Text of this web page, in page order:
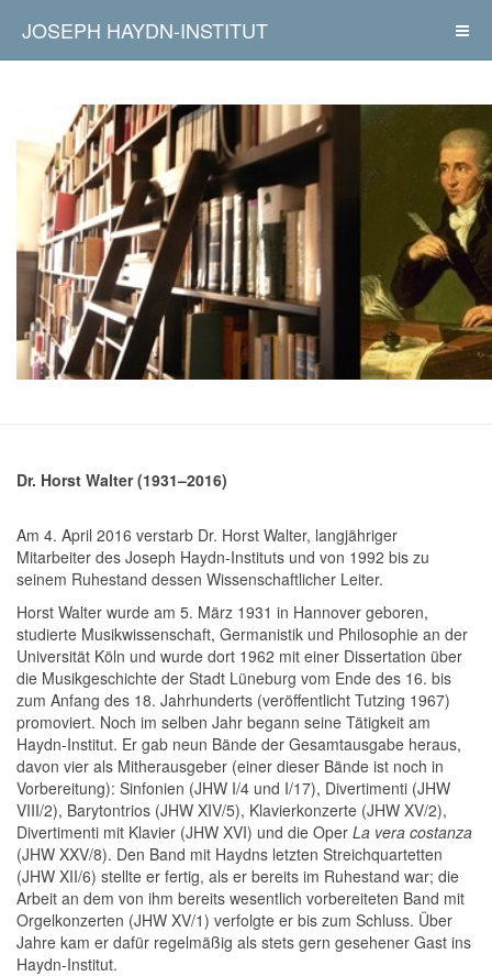
JOSEPH HAYDN-INSTITUT
Dr. Horst Walter (1931–2016)
Am 4. April 2016 verstarb Dr. Horst Walter, langjähriger
Mitarbeiter des Joseph Haydn-Instituts und von 1992 bis zu
seinem Ruhestand dessen Wissenschaftlicher Leiter.
Horst Walter wurde am 5. März 1931 in Hannover geboren,
studierte Musikwissenschaft, Germanistik und Philosophie an der
Universität Köln und wurde dort 1962 mit einer Dissertation über
die Musikgeschichte der Stadt Lüneburg vom Ende des 16. bis
zum Anfang des 18. Jahrhunderts (veröffentlicht Tutzing 1967)
promoviert. Noch im selben Jahr begann seine Tätigkeit am
Haydn-Institut. Er gab neun Bände der Gesamtausgabe heraus,
davon vier als Mitherausgeber (einer dieser Bände ist noch in
Vorbereitung): Sinfonien (JHW I/4 und I/17), Divertimenti (JHW
VIII/2), Barytontrios (JHW XIV/5), Klavierkonzerte (JHW XV/2),
Divertimenti mit Klavier (JHW XVI) und die Oper La vera costanza
(JHW XXV/8). Den Band mit Haydns letzten Streichquartetten
(JHW XII/6) stellte er fertig, als er bereits im Ruhestand war; die
Arbeit an dem von ihm bereits wesentlich vorbereiteten Band mit
Orgelkonzerten (JHW XV/1) verfolgte er bis zum Schluss. Über
Jahre kam er dafür regelmäßig als stets gern gesehener Gast ins
Haydn-Institut.